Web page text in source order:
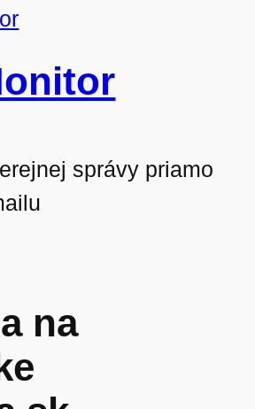
správy priamo
na